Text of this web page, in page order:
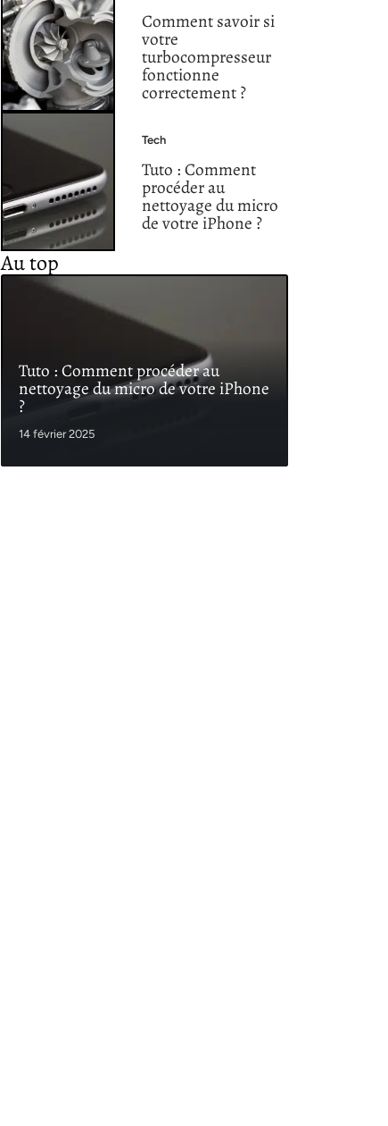
Comment savoir si
votre
turbocompresseur
fonctionne
correctement ?
Tech
Tuto : Comment
procéder au
nettoyage du micro
de votre iPhone ?
Au top
Tuto : Comment procéder au
nettoyage du micro de votre iPhone
?
14 février 2025